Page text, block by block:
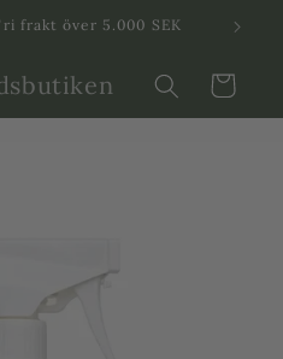
frakt över 5.000 SEK
Varukorg